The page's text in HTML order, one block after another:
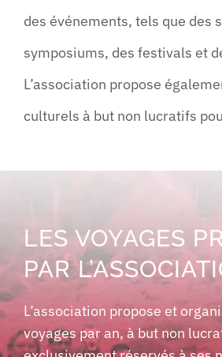
des événements, tels que des
symposiums, des festivals et
L’association propose
culturels à but non lucratifs
LES VOYAGES
PAR
L’association propose et
voyages par an, à but non